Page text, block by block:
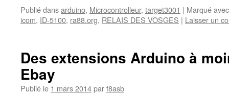
Publié dansarduino, Microcontrolleur, target3001 | Marqué avec
icom, ID-5100, ra88.org, RELAIS DES VOSGES | Laisser un
Des extensions Arduino à
Ebay
Publié le 1 mars 2014parf8asb